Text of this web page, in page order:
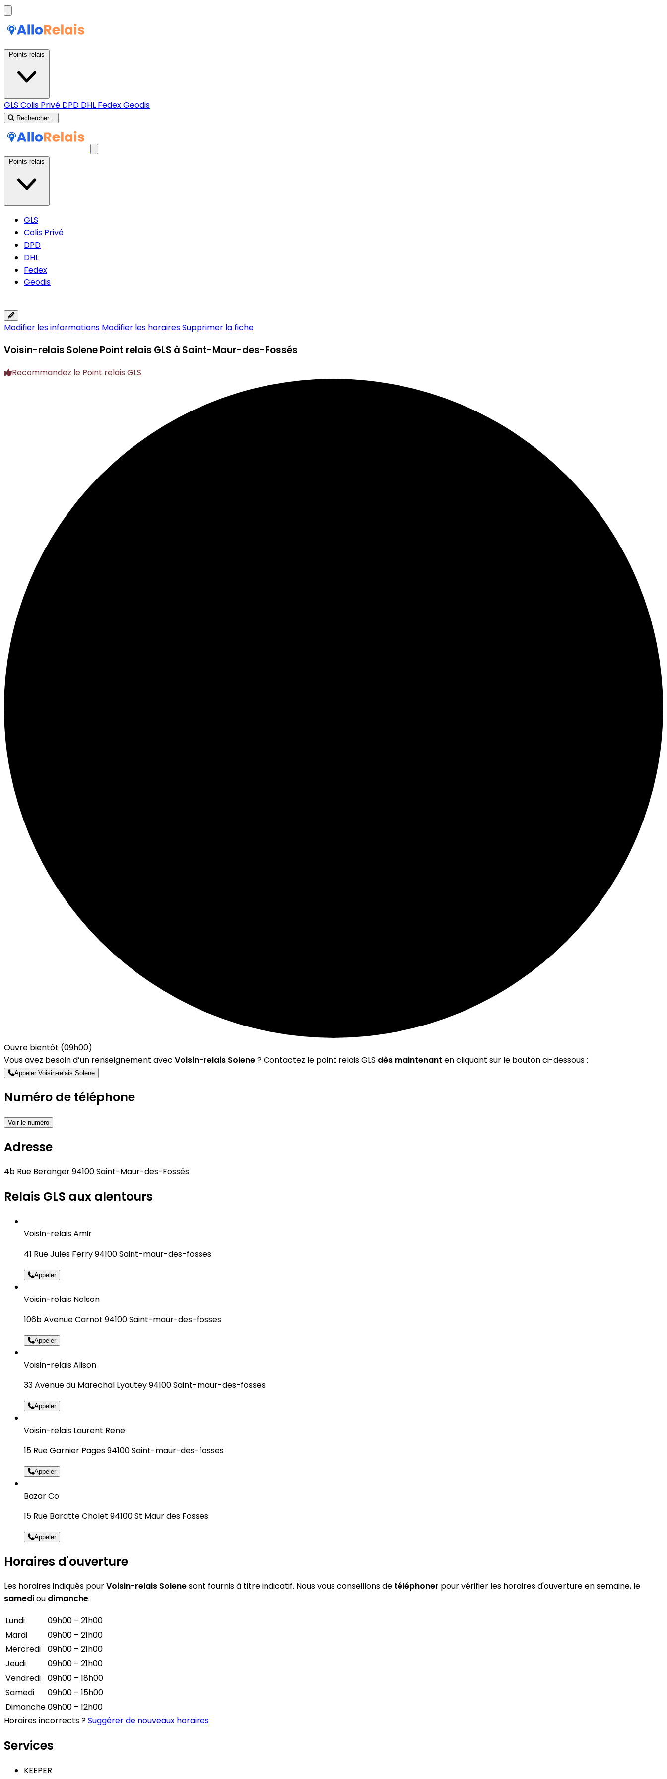
GLS Colis Privé DPD DHL FedexGeodis
Rechercher...
GLS
Colis Privé
DPD
DHL
Fedex
Geodis
Modifier les informations Modifier les horairesSupprimer la fiche
Voisin-relais SolenePoint relais GLS à Saint-Maur-des-Fossés
Recommandez le Point relais GLS
Ouvre bientôt (09h00)
Vous avez besoin d’un renseignement avec Voisin-relais Solene? Contactez le point relais GLS dès maintenant en cliquant sur le bouton ci-dessous :
Appeler Voisin-relais Solene
Numéro de téléphone
Voir le numéro
Adresse
4b Rue Beranger 94100 Saint-Maur-des-Fossés
Relais GLS aux alentours
Voisin-relais Amir
41 Rue Jules Ferry 94100 Saint-maur-des-fosses
Appeler
Voisin-relais Nelson
106b Avenue Carnot 94100 Saint-maur-des-fosses
Appeler
Voisin-relais Alison
33 Avenue du Marechal Lyautey 94100 Saint-maur-des-fosses
Appeler
Voisin-relais Laurent Rene
15 Rue Garnier Pages 94100 Saint-maur-des-fosses
Appeler
Bazar Co
15 Rue Baratte Cholet 94100 St Maur des Fosses
Appeler
Horaires d'ouverture
Les horaires indiqués pourVoisin-relais Solenesont fournis à titre indicatif. Nous vous conseillons de téléphoner pour vérifier les horaires d'ouverture en semaine, le
samediou dimanche.
Lundi
09h00 – 21h00
Mardi
09h00 – 21h00
Mercredi
09h00 – 21h00
Jeudi
09h00 – 21h00
Vendredi
09h00 – 18h00
Samedi
09h00 – 15h00
Dimanche09h00 – 12h00
Horaires incorrects ?Suggérer de nouveaux horaires
Services
KEEPER